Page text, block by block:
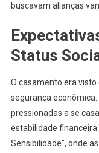
buscavam alianças
Status
O casamento era
segurança
pressionadas a se
estabilidade
Sensibilidade", onde